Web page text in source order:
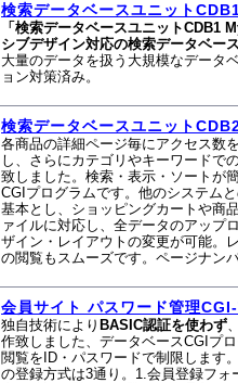
検索データベースユニット
「検索データベースユニットCDB1
シブデザイン対応の検索データベー
大量のデータを扱う大規模なデータ
ョン対策済み。
検索データベースユニット
各商品の詳細ページ毎にアクセス数
し、さらにカテゴリやキーワードで
致しました。検索・表示・ソートが
CGIプログラムです。他のシステム
基本とし、ショッピングカートや商
ァイルに対応し、全データのアップ
ザイン・レイアウトの変更が可能。
の閲覧もスムーズです。ページナン
会員サイト パスワード管理
独自技術により BASIC認証を使わず
作致しました、データベースCGIプ
閲覧をID・パスワードで制限します。
の登録方式は3通り。1.会員登録フ